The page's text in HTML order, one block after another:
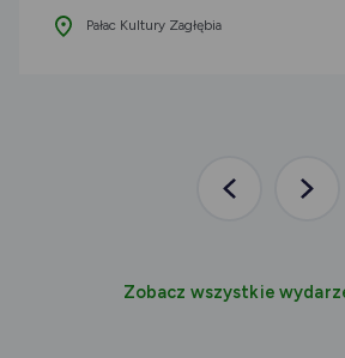
Pałac Kultury Zagłębia
Poprzednia
Zobacz wszystkie